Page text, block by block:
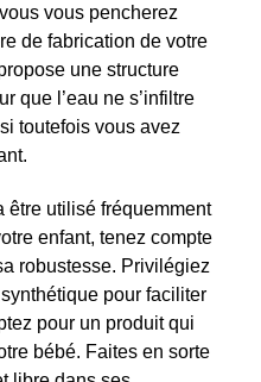
vous pencherez
de fabrication de votre
une structure
que l’eau ne s’infiltre
toutefois vous avez
être utilisé fréquemment
enfant, tenez compte
robustesse. Privilégiez
pour faciliter
pour un produit qui
bébé. Faites en sorte